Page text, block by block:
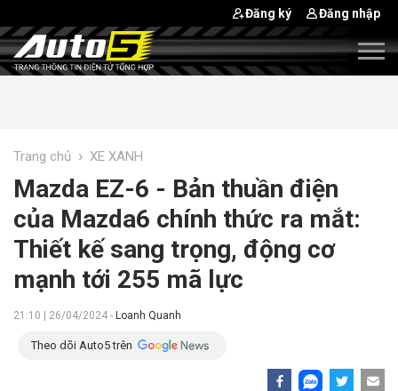
Đăng ký Đăng nhập
Trang chủ › XE XANH
Mazda EZ-6 - Bản thuần điện
của Mazda6 chính thức ra mắt:
Thiết kế sang trọng, động cơ
mạnh tới 255 mã lực
21:10 | 26/04/2024 - Loanh Quanh
Theo dõi Auto5 trên